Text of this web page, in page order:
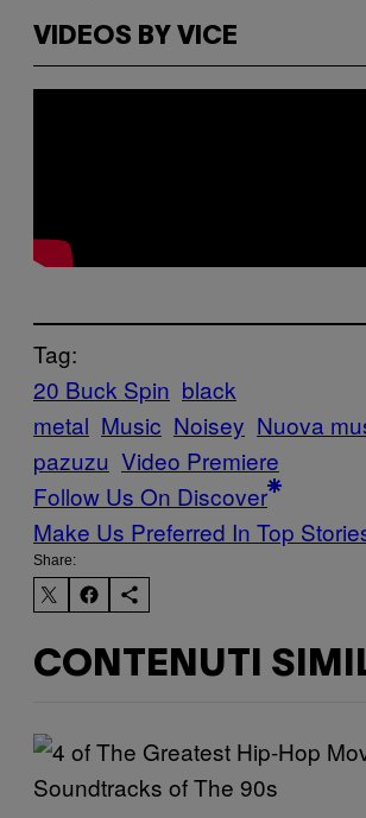
VIDEOS BY VICE
Tag:
20 Buck Spin black
metal Music Noisey Nuova
pazuzu Video Premiere
Follow Us On Discover
Make Us Preferred In Top
Share:
CONTENUTI